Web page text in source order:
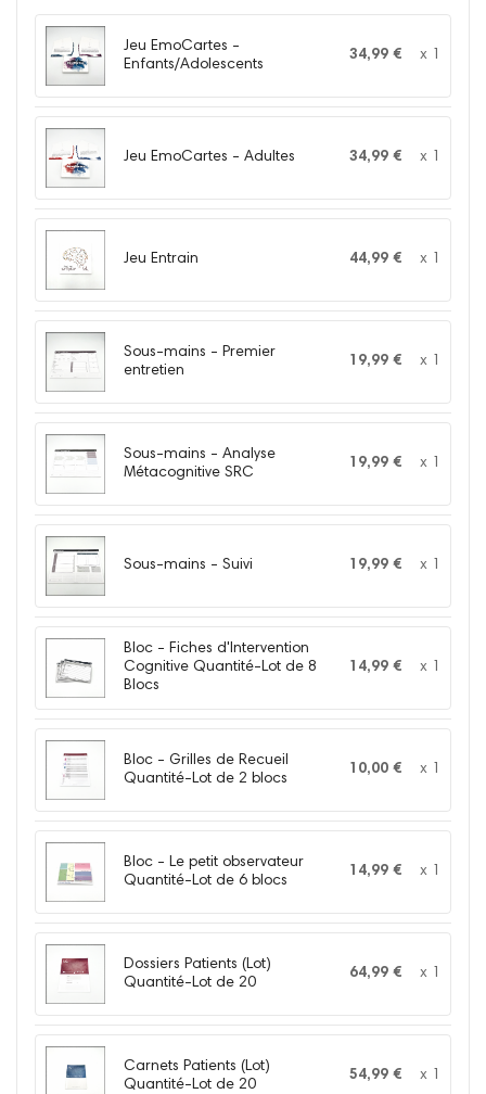
Jeu EmoCartes -
Enfants/Adolescents
34,99 € x 1
Jeu EmoCartes - Adultes 34,99 € x 1
Jeu Entrain 44,99 € x 1
Sous-mains - Premier
entretien
19,99 € x 1
Sous-mains - Analyse
Métacognitive SRC
19,99 € x 1
Sous-mains - Suivi 19,99 € x 1
Bloc - Fiches d'Intervention
Cognitive Quantité-Lot de 8
Blocs
14,99 € x 1
Bloc - Grilles de Recueil
Quantité-Lot de 2 blocs
10,00 € x 1
Bloc - Le petit observateur
Quantité-Lot de 6 blocs
14,99 € x 1
Dossiers Patients (Lot)
Quantité-Lot de 20
64,99 € x 1
Carnets Patients (Lot)
Quantité-Lot de 20
54,99 € x 1